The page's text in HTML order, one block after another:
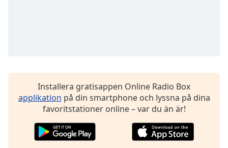
Text
Background
Color
Installera gratisappen Online Radio Box
applikation på din smartphone och lyssna på dina
favoritstationer online – var du än är!